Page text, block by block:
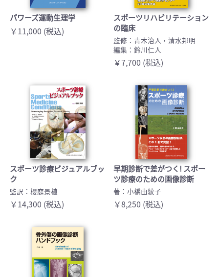
パワーズ運動生理学
￥11,000 (税込)
スポーツリハビリテーション
の臨床
監修：青木治人・清水邦明
編集：鈴川仁人
￥7,700 (税込)
スポーツ診療ビジュアルブッ
ク
監訳：櫻庭景植
￥14,300 (税込)
早期診断で差がつく! スポー
ツ診療のための画像診断
著：小橋由紋子
￥8,250 (税込)